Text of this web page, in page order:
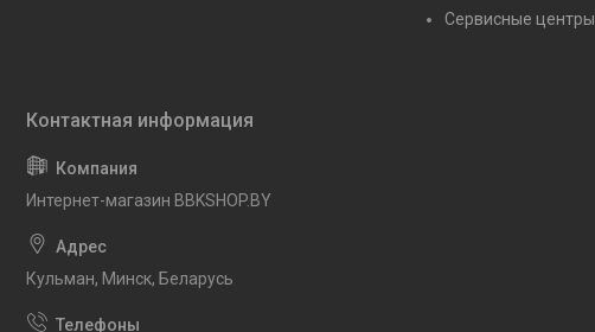
Сервисные центры
Интернет-магазин BBKSHOP.BY
Кульман, Минск, Беларусь